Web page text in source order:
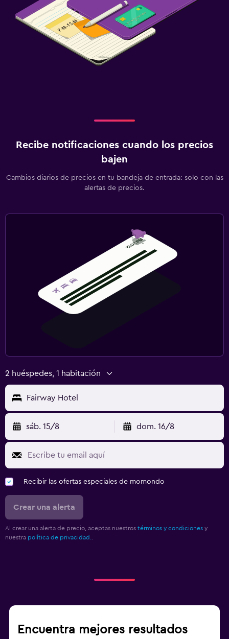
Recibe notificaciones cuando los precios
bajen
Cambios diarios de precios en tu bandeja de entrada: solo con las
alertas de precios.
2 huéspedes, 1 habitación
Fairway Hotel
sáb. 15/8 dom. 16/8
Recibir las ofertas especiales de momondo
Crear una alerta
Al crear una alerta de precio, aceptas nuestros términos y condiciones y
nuestra política de privacidad.
Encuentra mejores resultados